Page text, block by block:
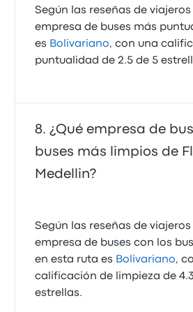
Según las reseñas de viajeros
empresa de buses más
es Bolivariano, con una
puntualidad de 2.5 de 5
¿Qué empresa de
buses más limpios de
Medellin?
Según las reseñas de viajeros
empresa de buses con los
en esta ruta es Bolivariano,
calificación de limpieza de
estrellas.